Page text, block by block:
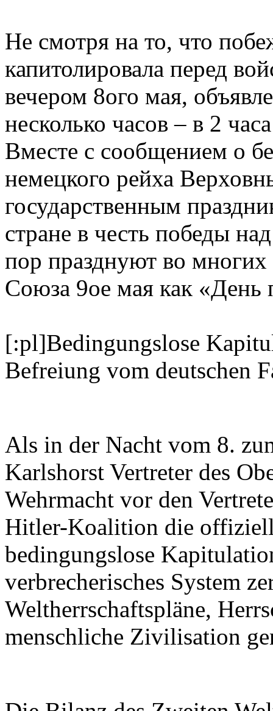
Не смотря на то, что
капитолировала перед
вечером 8ого мая,
несколько часов – в 2
Вместе с сообщением о
немецкого рейха
государственным
стране в честь победы
пор празднуют во многих
Союза 9ое мая как «День
[:pl]Bedingungslose
Befreiung vom deutschen
Als in der Nacht vom 8.
Karlshorst Vertreter des
Wehrmacht vor den
Hitler-Koalition die
bedingungslose
verbrecherisches System
Weltherrschaftspläne,
menschliche Zivilisation